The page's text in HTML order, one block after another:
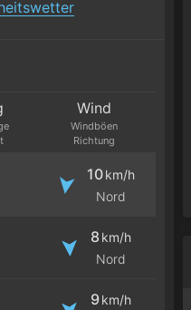
Wind
Windböen
Richtung
10km/h
Nord
8 km/h
Nord
9km/h